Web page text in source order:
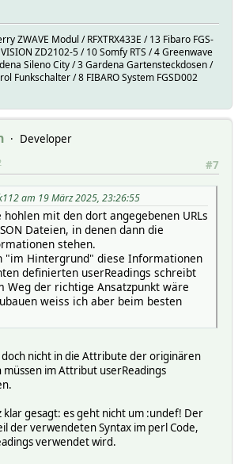
ZWAVE Modul / RFXTRX433E / 13 Fibaro FGS-
ZD2102-5 / 10 Somfy RTS / 4 Greenwave
Sileno City / 3 Gardena Gartensteckdosen /
Funkschalter / 8 FIBARO System FGSD002
Developer
#7
am 19 März 2025, 23:26:55
mit den dort angegebenen URLs
Dateien, in denen dann die
stehen.
"im Hintergrund" diese Informationen
definierten userReadings schreibt
Weg der richtige Ansatzpunkt wäre
weiss ich aber beim besten
nicht in die Attribute der originären
im Attribut userReadings
klar gesagt: es geht nicht um :undef! Der
der verwendeten Syntax im perl Code,
verwendet wird.